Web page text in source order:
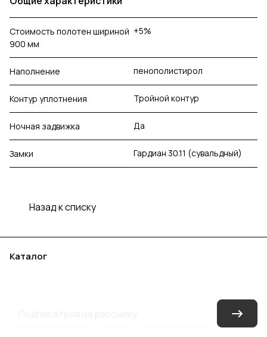
Стоимость полотен шириной
900 мм
+5%
Наполнение пенополистирол
Контур уплотнения Тройной контур
Ночная задвижка Да
Замки Гардиан 30.11 (сувальдный)
Назад к списку
Каталог